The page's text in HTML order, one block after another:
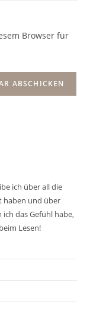
Browser für
ich über all die
haben und über
das Gefühl habe,
Lesen!